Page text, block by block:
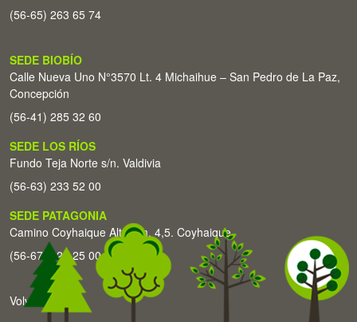
(56-65) 263 65 74
SEDE BIOBÍO
Calle Nueva Uno N°3570 Lt. 4 Michaihue – San Pedro de La Paz,
Concepción
(56-41) 285 32 60
SEDE LOS RÍOS
Fundo Teja Norte s/n. Valdivia
(56-63) 233 52 00
SEDE PATAGONIA
Camino Coyhaique Alto Km. 4,5. Coyhaique
(56-67) 226 25 00
Volver arriba